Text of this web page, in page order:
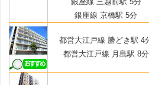
銀座線 京橋駅 5分
都営大江戸線 勝どき駅 4
都営大江戸線 月島駅 8分